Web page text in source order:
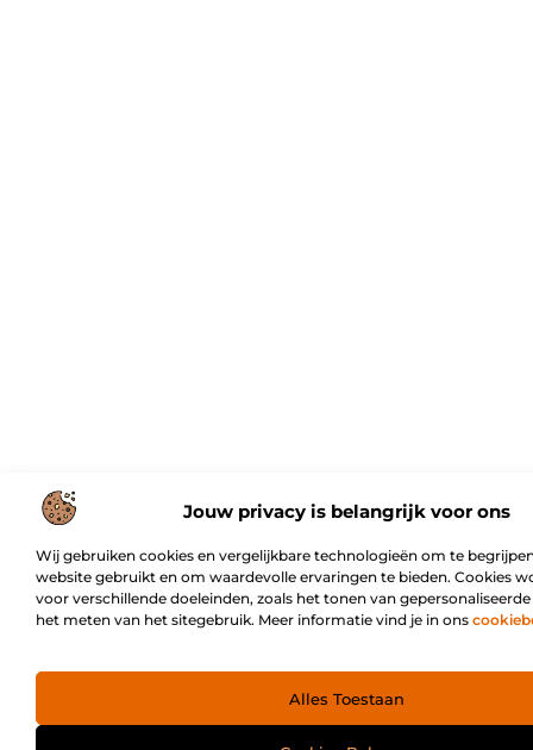
Jouw privacy is belangrijk voor ons
Wij gebruiken cookies en vergelijkbare technologieën om te
website gebruikt en om waardevolle ervaringen te bieden. Cookies
voor verschillende doeleinden, zoals het tonen van
het meten van het sitegebruik. Meer informatie vind je in ons
Alles Toestaan